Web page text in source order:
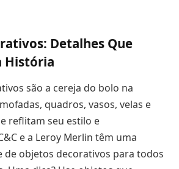
Detalhes Que
História
são a cereja do bolo na
quadros, vasos, velas e
reflitam seu estilo e
e a Leroy Merlin têm uma
de objetos decorativos para todos